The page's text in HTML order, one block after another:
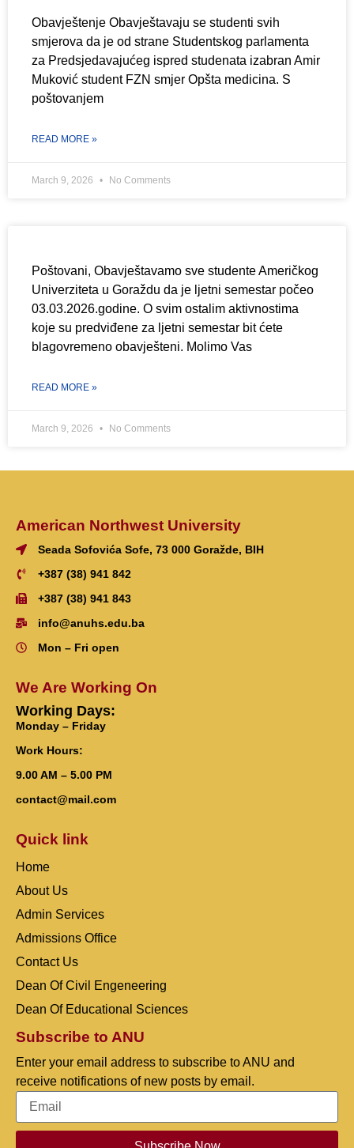
Obavještenje Obavještavaju se studenti svih
smjerova da je od strane Studentskog parlamenta
za Predsjedavajućeg ispred studenata izabran Amir
Muković student FZN smjer Opšta medicina. S
poštovanjem
READ MORE »
March 9, 2026 No Comments
Poštovani, Obavještavamo sve studente Američkog
Univerziteta u Goraždu da je ljetni semestar počeo
03.03.2026.godine. O svim ostalim aktivnostima
koje su predviđene za ljetni semestar bit ćete
blagovremeno obavješteni. Molimo Vas
READ MORE »
March 9, 2026 No Comments
American Northwest University
Seada Sofovića Sofe, 73 000 Goražde, BIH
+387 (38) 941 842
+387 (38) 941 843
info@anuhs.edu.ba
Mon – Fri open
We Are Working On
Working Days:
Monday – Friday
Work Hours:
9.00 AM – 5.00 PM
contact@mail.com
Quick link
Home
About Us
Admin Services
Admissions Office
Contact Us
Dean Of Civil Engeneering
Dean Of Educational Sciences
Subscribe to ANU
Enter your email address to subscribe to ANU and
receive notifications of new posts by email.